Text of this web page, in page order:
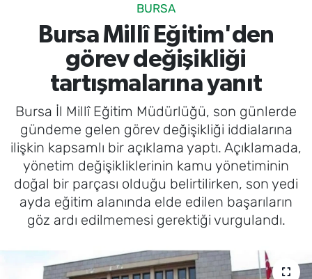
BURSA
Bursa Millî Eğitim'den
görev değişikliği
tartışmalarına yanıt
Bursa İl Millî Eğitim Müdürlüğü, son günlerde
gündeme gelen görev değişikliği iddialarına
ilişkin kapsamlı bir açıklama yaptı. Açıklamada,
yönetim değişikliklerinin kamu yönetiminin
doğal bir parçası olduğu belirtilirken, son yedi
ayda eğitim alanında elde edilen başarıların
göz ardı edilmemesi gerektiği vurgulandı.